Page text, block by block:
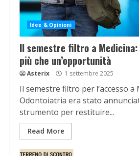
Idee & Opinioni
Il semestre filtro a
più che un’opportunità
Asterix 1 settembre 2025
Il semestre filtro per l’accesso a
Odontoiatria era stato
strumento per restituire...
Read More